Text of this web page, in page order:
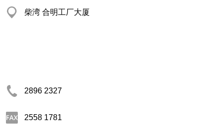
柴湾 合明工厂大厦
2896 2327
2558 1781